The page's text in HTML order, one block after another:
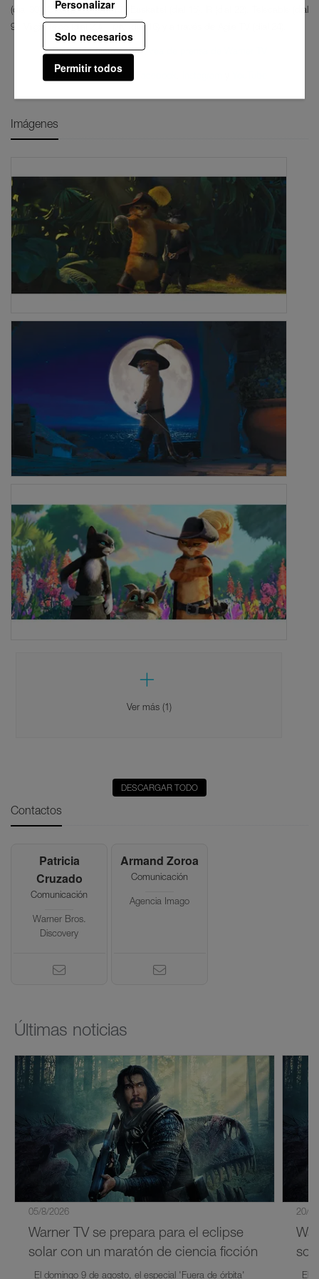
Personalizar
Solo necesarios
Permitir todos
(dial 30), Orange TV (dial 13), Euskaltel (dial 16), R (dial 22), Telecable (dial
9), Virgin Telco (dial 20), Tivify (dial 16) y a través de Agile TV (dial 24).
Para más información:Área de prensa de Warner TV
,
Imágenes
Ver más (1)
DESCARGAR TODO
Contactos
Patricia
Cruzado
Comunicación
Warner Bros.
Discovery
Armand Zoroa
Comunicación
Agencia Imago
Últimas noticias
05/8/2026
Warner TV se prepara para el eclipse
solar con un maratón de ciencia ficción
El domingo 9 de agosto, el especial 'Fuera de órbita'
20/7/
El 9